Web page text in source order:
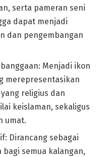
serta pameran seni
dapat menjadi
dan pengembangan
Menjadi ikon
merepresentasikan
religius dan
keislaman, sekaligus
umat.
Dirancang sebagai
semua kalangan,